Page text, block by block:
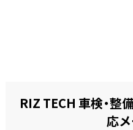
RIZ TECH 車検・整
応